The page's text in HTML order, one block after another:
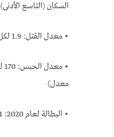
السكان (التاسع الأدنى)
• معدل القتل: 1.9 لكل 100.000 ساكن (خامس أدنى)
معدل)
• البطالة لعام 2020: 4.1٪ (المرتبة 15 من أعلى المعدلات)